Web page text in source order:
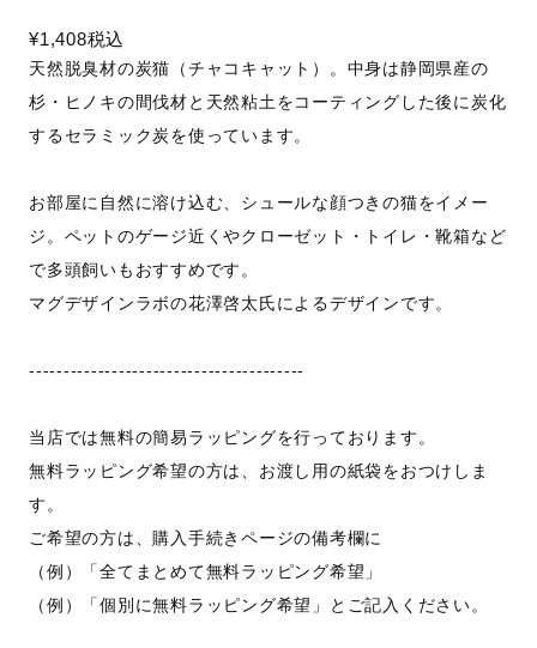
¥1,408税込
天然脱臭材の炭猫（チャコキャット）。中身は静岡県産の
杉・ヒノキの間伐材と天然粘土をコーティングした後に炭化
するセラミック炭を使っています。
お部屋に自然に溶け込む、シュールな顔つきの猫をイメー
ジ。ペットのゲージ近くやクローゼット・トイレ・靴箱など
で多頭飼いもおすすめです。
マグデザインラボの花澤啓太氏によるデザインです。
----------------------------------------
当店では無料の簡易ラッピングを行っております。
無料ラッピング希望の方は、お渡し用の紙袋をおつけしま
す。
ご希望の方は、購入手続きページの備考欄に
（例）「全てまとめて無料ラッピング希望」
（例）「個別に無料ラッピング希望」とご記入ください。